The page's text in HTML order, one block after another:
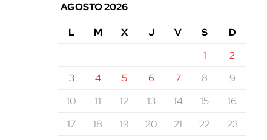
AGOSTO 2026
L
M X J V S
D
1
2
3
4 5 6 7 8
9
10
11 12 13 14 15
16
17
18 19 20 21 22
23